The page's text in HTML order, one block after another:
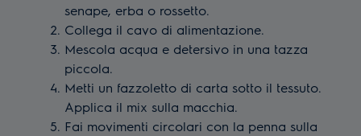
senape, erba o rossetto.
Collega il cavo di alimentazione.
Mescola acqua e detersivo in una tazza
piccola.
Metti un fazzoletto di carta sotto il tessuto.
Applica il mix sulla macchia.
Fai movimenti circolari con la penna sulla